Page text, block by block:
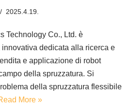
2025.4.19.
Technology Co., Ltd. è
innovativa dedicata alla ricerca e
e applicazione di robot
della spruzzatura. Si
della spruzzatura flessibile
More »